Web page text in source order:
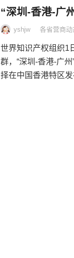
“深圳-香港-广
yshjw 各省营商动
世界知识产权组织1
群，“深圳-香港-广
择在中国香港特区